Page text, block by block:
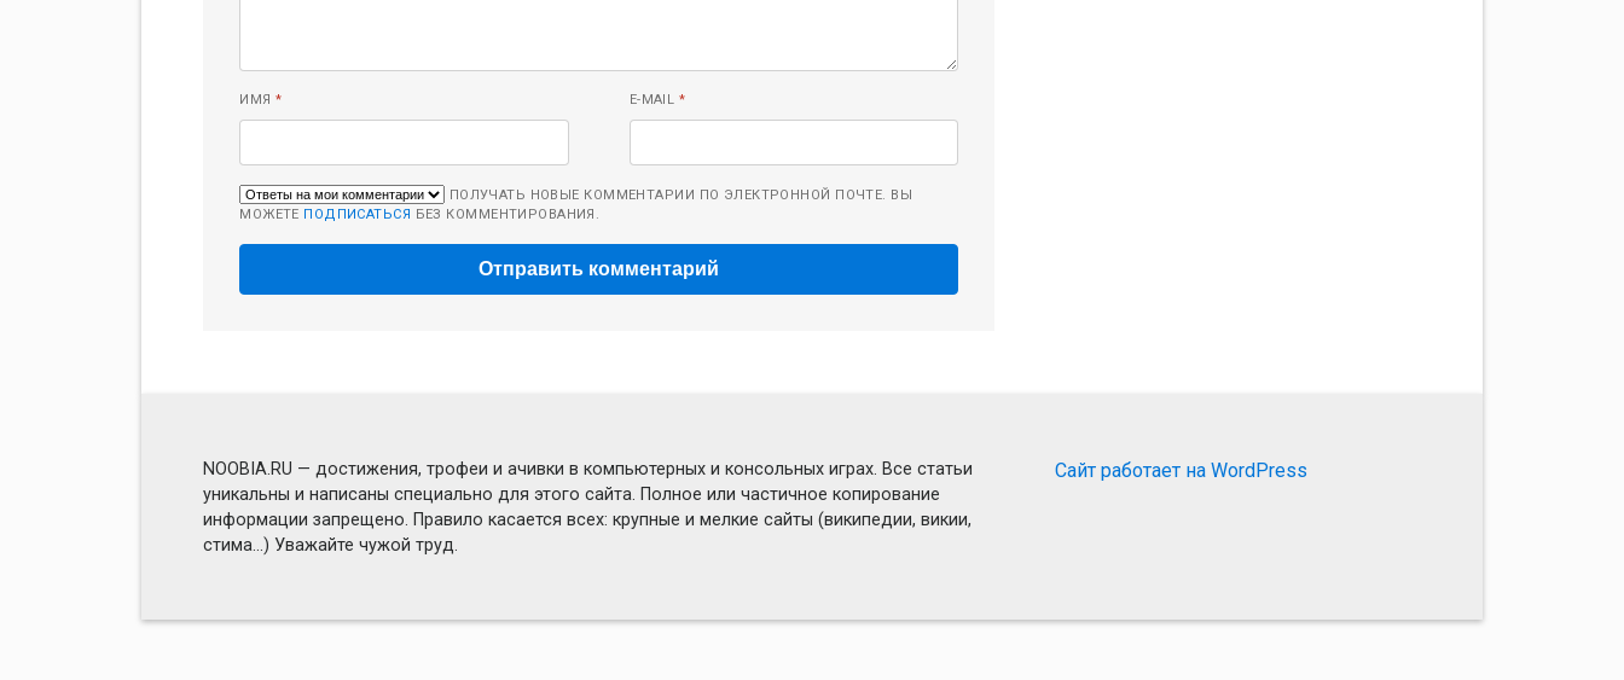
ИМЯ * E-MAIL *
ПОЛУЧАТЬ НОВЫЕ КОММЕНТАРИИ ПО ЭЛЕКТРОННОЙ ПОЧТЕ. ВЫ
МОЖЕТЕ ПОДПИСАТЬСЯ БЕЗ КОММЕНТИРОВАНИЯ.
NOOBIA.RU — достижения, трофеи и ачивки в компьютерных и консольных играх. Все статьи
уникальны и написаны специально для этого сайта. Полное или частичное копирование
информации запрещено. Правило касается всех: крупные и мелкие сайты (википедии, викии,
стима...) Уважайте чужой труд.
Сайт работает на WordPress